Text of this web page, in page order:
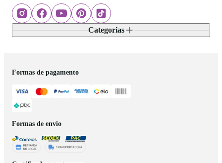
Categorias
Formas de pagamento
Formas de envio